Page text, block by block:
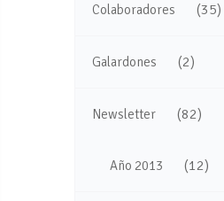
Colaboradores (35)
Galardones (2)
Newsletter (82)
Año 2013 (12)